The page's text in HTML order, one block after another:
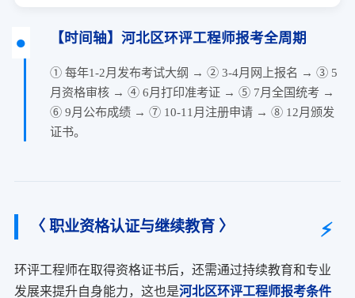
【时间轴】河北区环评工程师报考全周期
① 每年1-2月发布考试大纲 → ② 3-4月网上报名 → ③ 5
月资格审核 → ④ 6月打印准考证 → ⑤ 7月全国统考 →
⑥ 9月公布成绩 → ⑦ 10-11月注册申请 → ⑧ 12月颁发
证书。
〈 职业资格认证与继续教育 〉
环评工程师在取得资格证书后，还需通过持续教育和专业
发展来提升自身能力，这也是河北区环评工程师报考条件